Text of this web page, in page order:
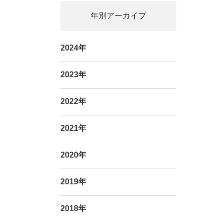
年別アーカイブ
2024年
2023年
2022年
2021年
2020年
2019年
2018年